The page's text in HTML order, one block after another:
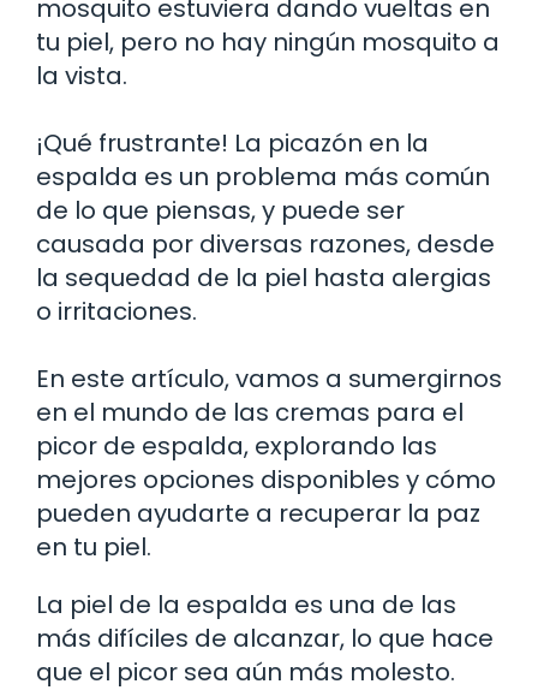
mosquito estuviera dando vueltas en
tu piel, pero no hay ningún mosquito a
la vista.
¡Qué frustrante! La picazón en la
espalda es un problema más común
de lo que piensas, y puede ser
causada por diversas razones, desde
la sequedad de la piel hasta alergias
o irritaciones.
En este artículo, vamos a sumergirnos
en el mundo de las cremas para el
picor de espalda, explorando las
mejores opciones disponibles y cómo
pueden ayudarte a recuperar la paz
en tu piel.
La piel de la espalda es una de las
más difíciles de alcanzar, lo que hace
que el picor sea aún más molesto.